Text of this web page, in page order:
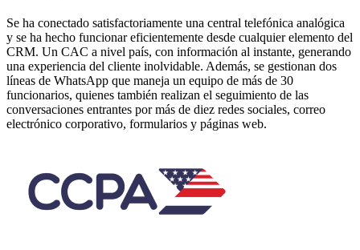
Se ha conectado satisfactoriamente una central telefónica analógica
y se ha hecho funcionar eficientemente desde cualquier elemento del
CRM. Un CAC a nivel país, con información al instante, generando
una experiencia del cliente inolvidable. Además, se gestionan dos
líneas de WhatsApp que maneja un equipo de más de 30
funcionarios, quienes también realizan el seguimiento de las
conversaciones entrantes por más de diez redes sociales, correo
electrónico corporativo, formularios y páginas web.